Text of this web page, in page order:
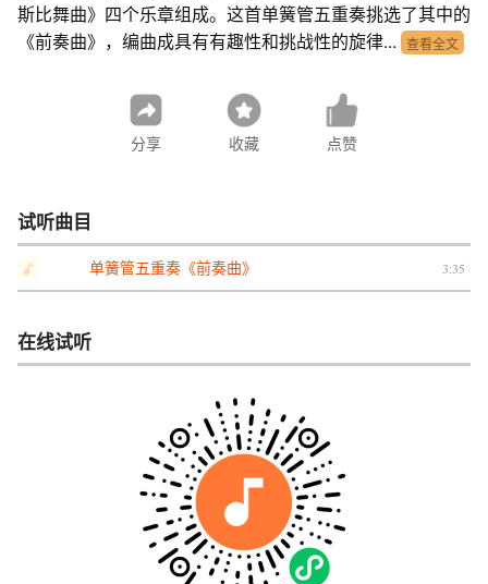
斯比舞曲》四个乐章组成。这首单簧管五重奏挑选了其中的
《前奏曲》，编曲成具有有趣性和挑战性的旋律... 查看全文
分享 收藏 点赞
试听曲目
单簧管五重奏《前奏曲》 3:35
在线试听